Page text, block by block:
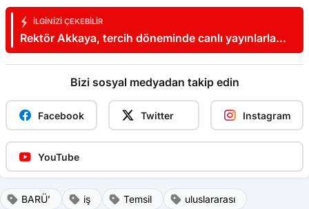
İLGINIZI ÇEKEBILIR
Rektör Akkaya, tercih döneminde canlı yayınlarla
aday öğrencilerin yanında oluyor
Bizi sosyal medyadan takip edin
Facebook Twitter Instagram
YouTube
BARÜ’ iş Temsil uluslararası